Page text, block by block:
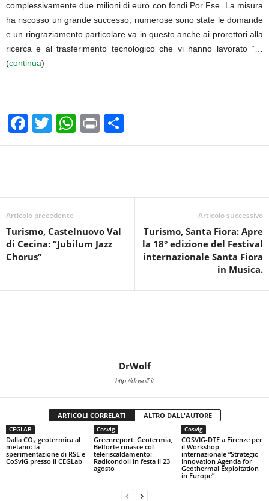
complessivamente due milioni di euro con fondi Por Fse. La misura
ha riscosso un grande successo, numerose sono state le domande
e un ringraziamento particolare va in questo anche ai prorettori alla
ricerca e al trasferimento tecnologico che vi hanno lavorato “…
(continua)
F
a
b
o
o
k
T
wi
W
h
A
p
Pr
in o
vi
Articolo precedente
Turismo, Castelnuovo Val
di Cecina: “Jubilum Jazz
Chorus”
Articolo successivo
Turismo, Santa Fiora: Apre
la 18° edizione del Festival
internazionale Santa Fiora
in Musica.
DrWolf
http://drwolf.it
ARTICOLI CORRELATI ALTRO DALL'AUTORE
CEGLAB
Dalla CO₂ geotermica al
metano: la
sperimentazione di RSE e
CoSviG presso il CEGLab
Cosvig
Greenreport: Geotermia,
Belforte rinasce col
teleriscaldamento:
Radicondoli in festa il 23
agosto
Cosvig
COSVIG-DTE a Firenze per
il Workshop
internazionale “Strategic
Innovation Agenda for
Geothermal Exploitation
in Europe”